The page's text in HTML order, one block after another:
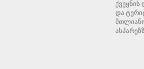
ქვეყნის
და